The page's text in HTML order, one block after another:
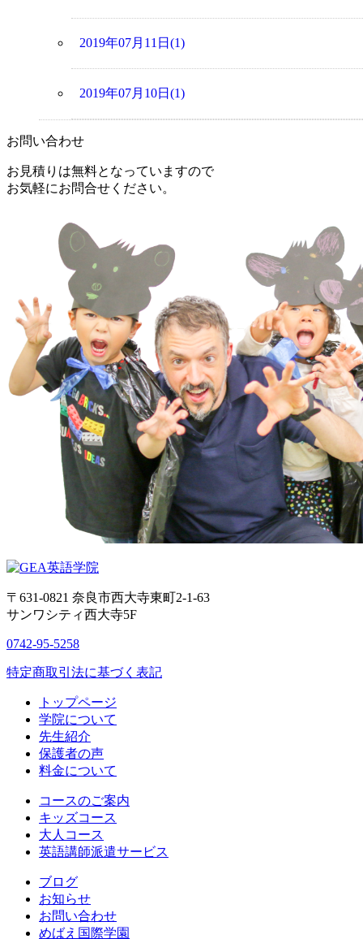
2019年07月11日(1)
2019年07月10日(1)
お問い合わせ
お見積りは無料となっていますので
お気軽にお問合せください。
〒631-0821 奈良市西大寺東町2-1-63
サンワシティ西大寺5F
0742-95-5258
特定商取引法に基づく表記
トップページ
学院について
先生紹介
保護者の声
料金について
コースのご案内
キッズコース
大人コース
英語講師派遣サービス
ブログ
お知らせ
お問い合わせ
めばえ国際学園